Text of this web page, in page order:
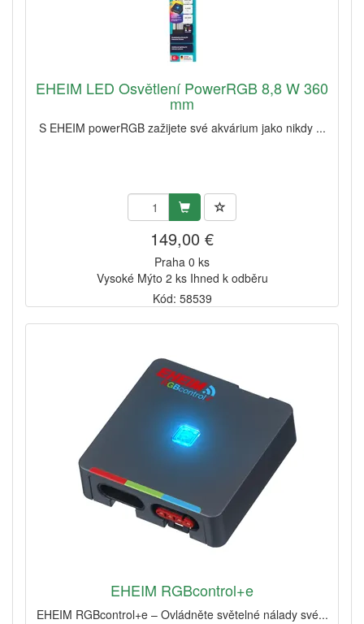
EHEIM LED Osvětlení PowerRGB 8,8 W 360
mm
S EHEIM powerRGB zažijete své akvárium jako nikdy ...
149,00 €
Praha 0 ks
Vysoké Mýto 2 ks Ihned k odběru
Kód: 58539
EHEIM RGBcontrol+e
EHEIM RGBcontrol+e – Ovládněte světelné nálady své...